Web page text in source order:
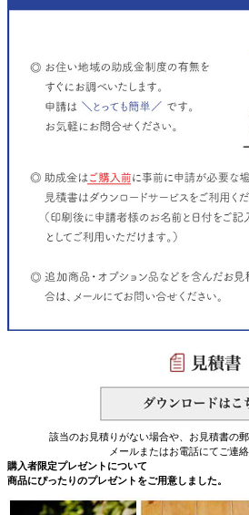
該当のお見積りがない場合や、お見積書の
メールまたはお電話にてご連絡
購入者限定プレゼントについて
商品にぴったりのプレゼントをご用意しました。